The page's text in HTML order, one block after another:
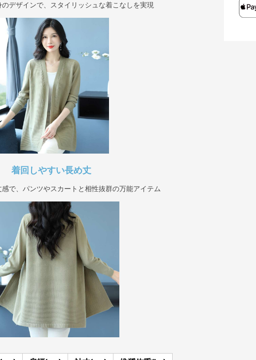
デザインで、スタイリッシュな着こなしを実現
着回しやすい長め丈
で、パンツやスカートと相性抜群の万能アイテム